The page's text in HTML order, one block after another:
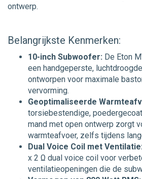
ontwerp.
Belangrijkste Kenmerken:
10-inch Subwoofer: De Eton
een handgeperste,
ontworpen voor maximale
vervorming.
Geoptimaliseerde
torsiebestendige,
mand met open ontwerp zorgt
warmteafvoer, zelfs tijdens
Dual Voice Coil met Ventilatie:
x 2 Ω dual voice coil voor
ventilatieopeningen die de